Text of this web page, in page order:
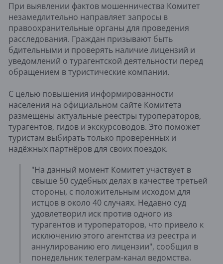
При выявлении фактов мошенничества Комитет
незамедлительно направляет запросы в
правоохранительные органы для проведения
расследования. Граждан призывают быть
бдительными и проверять наличие лицензий и
уведомлений о турагентской деятельности перед
обращением в туристические компании.
С целью повышения информированности
населения на официальном сайте Комитета
размещены актуальные реестры туроператоров,
турагентов, гидов и экскурсоводов. Это поможет
туристам выбирать только проверенных и
надёжных партнёров для своих поездок.
"На данный момент Комитет участвует в
свыше 50 судебных делах в качестве третьей
стороны, с положительным исходом для
истцов в около 40 случаях. Недавно суд
удовлетворил иск против одного из
турагентов и туроператоров, что привело к
исключению этого агентства из реестра и
аннулированию его лицензии", сообщил в
понедельник телеграм-канал ведомства.